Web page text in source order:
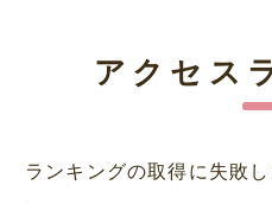
アクセス
ランキングの取得に失敗し